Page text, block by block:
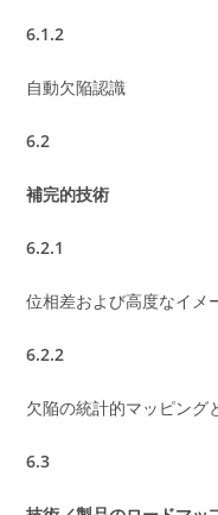
6.1.2
自動欠陥認識
6.2
補完的技術
6.2.1
位相差および高度なイメ
6.2.2
欠陥の統計的マッピング
6.3